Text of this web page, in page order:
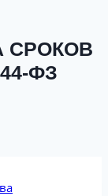
СРОКОВ
ФЗ